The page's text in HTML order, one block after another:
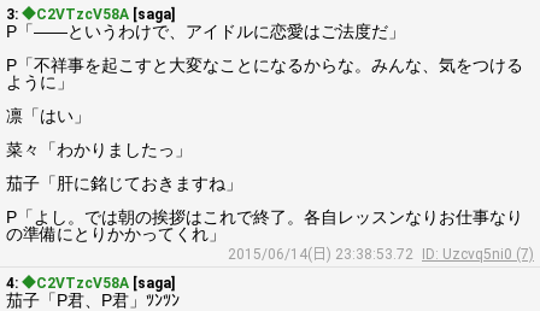
3: ◆C2VTzcV58A [saga]
P「――というわけで、アイドルに恋愛はご法度だ」
P「不祥事を起こすと大変なことになるからな。みんな、気をつける
ように」
凛「はい」
菜々「わかりましたっ」
茄子「肝に銘じておきますね」
P「よし。では朝の挨拶はこれで終了。各自レッスンなりお仕事なり
の準備にとりかかってくれ」
2015/06/14(日) 23:38:53.72
ID: Uzcvq5ni0 (7)
4: ◆C2VTzcV58A [saga]
茄子「P君、P君」ﾂﾝﾂﾝ